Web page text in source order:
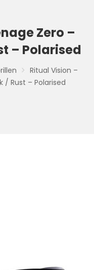
Zero –
– Polarised
Ritual Vision –
/ Rust – Polarised